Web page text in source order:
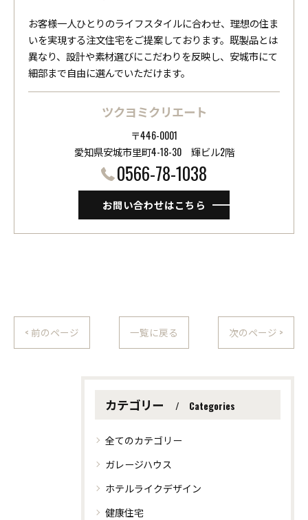
お客様一人ひとりのライフスタイルに合わせ、理想の住ま
いを実現する注文住宅をご提案しております。既製品とは
異なり、設計や素材選びにこだわりを反映し、安城市にて
細部まで自由に選んでいただけます。
ツクヨミクリエート
〒446-0001
愛知県安城市里町4-18-30 ​​​​​​​輝ビル2階
0566-78-1038
お問い合わせはこちら
< 前のページ 一覧に戻る 次のページ >
カテゴリー Categories
全てのカテゴリー
ガレージハウス
ホテルライクデザイン
健康住宅